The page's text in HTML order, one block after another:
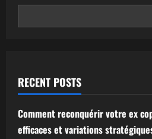
RECENT POSTS
Comment reconquérir votre ex
efficaces et variations